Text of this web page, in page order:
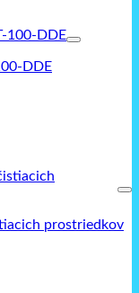
DDE
prostriedkov